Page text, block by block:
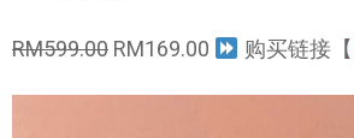
RM599.00 RM169.00 购买链接【